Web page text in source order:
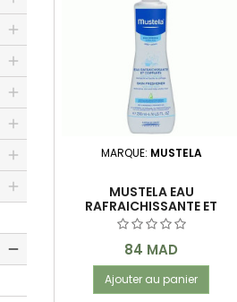
Hydratants & Nourrissants
MARQUE: MUSTELA
MUSTELA EAU
RAFRAICHISSANTE ET
COIFFANTE 200 ML
Prix
84 MAD
Ajouter au panier